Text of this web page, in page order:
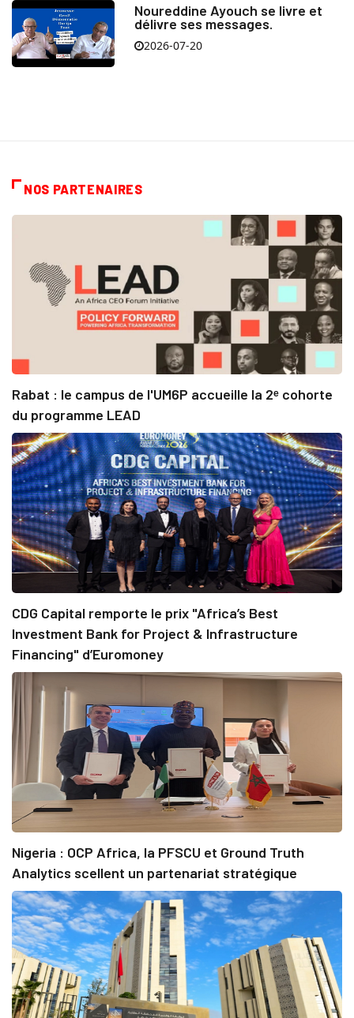
Noureddine Ayouch se livre et
délivre ses messages.
2026-07-20
NOS PARTENAIRES
Rabat : le campus de l'UM6P accueille la 2ᵉ cohorte
du programme LEAD
CDG Capital remporte le prix "Africa’s Best
Investment Bank for Project & Infrastructure
Financing" d’Euromoney
Nigeria : OCP Africa, la PFSCU et Ground Truth
Analytics scellent un partenariat stratégique